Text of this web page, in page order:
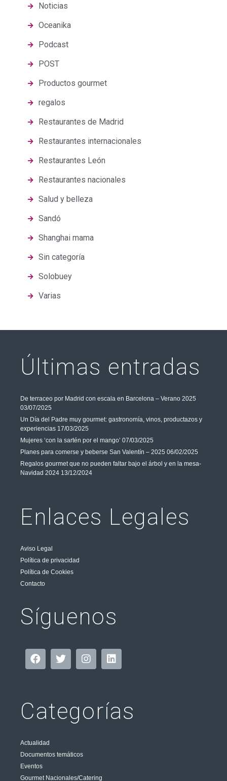
Noticias
Oceanika
Podcast
POST
Productos gourmet
regalos
Restaurantes de Madrid
Restaurantes internacionales
Restaurantes León
Restaurantes nacionales
Salud y belleza
Sandó
Shanghai mama
Sin categoría
Solobuey
Varias
Últimas entradas
De terraceo por Madrid con escala en Barcelona – Verano 2025
03/07/2025
Un Día del Padre muy gourmet: gastronomía, vinos, productazos y
experiencias 17/03/2025
Mujeres ‘con la sartén por el mango’ 07/03/2025
Planes para comerse y beberse San Valentín – 2025 06/02/2025
Regalos gourmet que no pueden faltar bajo el árbol y en la mesa-
Navidad 2024 13/12/2024
Enlaces Legales
Aviso Legal
Política de privacidad
Política de Cookies
Contacto
Síguenos
Categorías
Actualidad
Documentos temáticos
Eventos
Gourmet Nacionales/Catering